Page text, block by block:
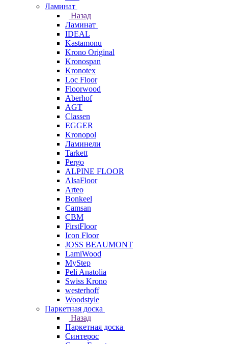
Ламинат
Назад
Ламинат
IDEAL
Kastamonu
Krono Original
Kronospan
Kronotex
Loc Floor
Floorwood
Aberhof
AGT
Classen
EGGER
Kronopol
Ламинели
Tarkett
Pergo
ALPINE FLOOR
AlsaFloor
Arteo
Bonkeel
Camsan
CBM
FirstFloor
Icon Floor
JOSS BEAUMONT
LamiWood
MyStep
Peli Anatolia
Swiss Krono
westerhoff
Woodstyle
Паркетная доска
Назад
Паркетная доска
Синтерос